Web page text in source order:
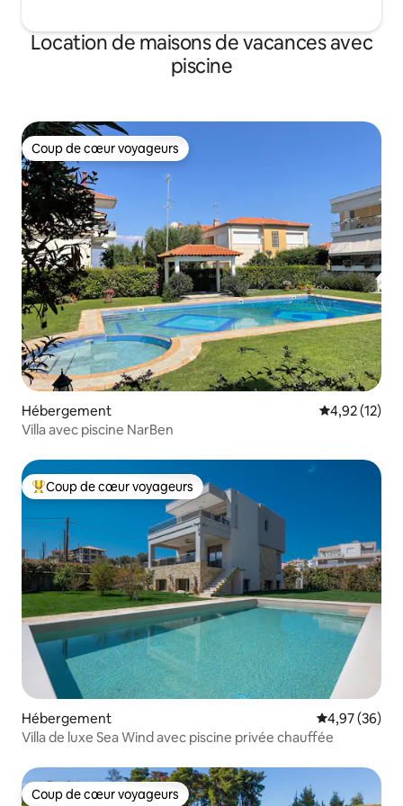
Location de maisons de vacances avec
piscine
Coup de cœur voyageurs
Coup de cœur voyageurs
Hébergement Évaluation
4,92 (12)
Villa avec piscine NarBen
Coups de cœur voyageurs les plus appréciés
Coup de cœur voyageurs
Hébergement Évaluation
4,97 (36)
Villa de luxe Sea Wind avec piscine privée chauffée
Coup de cœur voyageurs
Coup de cœur voyageurs